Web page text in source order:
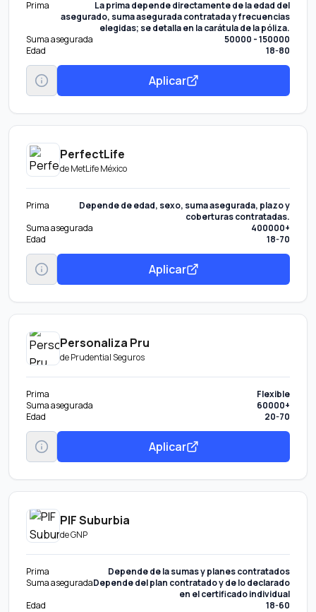
Prima
La prima depende directamente de la edad del
asegurado, suma asegurada contratada y frecuencias
elegidas; se detalla en la carátula de la póliza.
Suma asegurada
50000 - 150000
Edad
18-80
Aplicar
PerfectLife
deMetLife México
Prima
Depende de edad, sexo, suma asegurada, plazo y
coberturas contratadas.
Suma asegurada
400000+
Edad
18-70
Aplicar
Personaliza Pru
dePrudential Seguros
Prima
Flexible
Suma asegurada
60000+
Edad
20-70
Aplicar
PIF Suburbia
deGNP
Prima
Depende de la sumas y planes contratados
Suma aseguradaDepende del plan contratado y de lo declarado
en el certificado individual
Edad
18-60